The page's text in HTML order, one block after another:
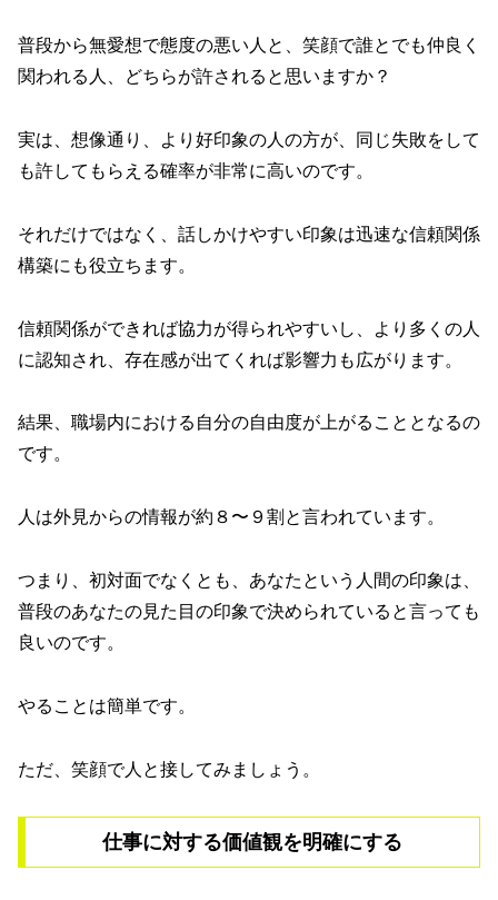
普段から無愛想で態度の悪い人と、笑顔で誰とでも仲良く
関われる人、どちらが許されると思いますか？
実は、想像通り、より好印象の人の方が、同じ失敗をして
も許してもらえる確率が非常に高いのです。
それだけではなく、話しかけやすい印象は迅速な信頼関係
構築にも役立ちます。
信頼関係ができれば協力が得られやすいし、より多くの人
に認知され、存在感が出てくれば影響力も広がります。
結果、職場内における自分の自由度が上がることとなるの
です。
人は外見からの情報が約８〜９割と言われています。
つまり、初対面でなくとも、あなたという人間の印象は、
普段のあなたの見た目の印象で決められていると言っても
良いのです。
やることは簡単です。
ただ、笑顔で人と接してみましょう。
仕事に対する価値観を明確にする